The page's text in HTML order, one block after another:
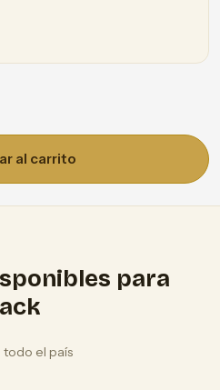
al carrito
para
todo el país